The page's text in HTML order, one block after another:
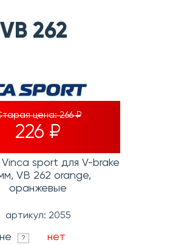
262
цена:266 ₽
226 ₽
Vinca sport для V-brake
VB 262 orange,
оранжевые
артикул: 2055
? нет